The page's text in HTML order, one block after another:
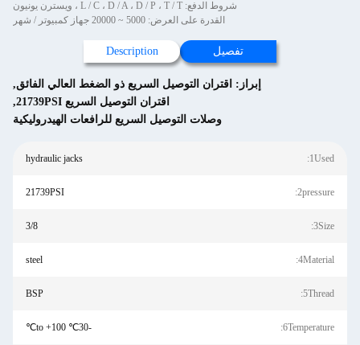
شروط الدفع: L / C ، D / A ، D / P ، T / T ، ويسترن يونيون
القدرة على العرض: 5000 ~ 20000 جهاز كمبيوتر / شهر
تفصيل Description
إبراز: اقتران التوصيل السريع ذو الضغط العالي الفائق,
اقتران التوصيل السريع 21739PSI
,
وصلات التوصيل السريع للرافعات الهيدروليكية
1Used:
hydraulic jacks
2pressure:
21739PSI
3Size:
3/8
4Material:
steel
5Thread:
BSP
6Temperature:
-30℃ to +100℃